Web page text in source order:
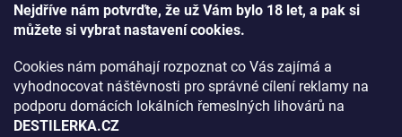
Nejdříve nám potvrďte, že už Vám bylo 18 let, a pak si
můžete si vybrat nastavení cookies.
Cookies nám pomáhají rozpoznat co Vás zajímá a
vyhodnocovat náštěvnosti pro správné cílení reklamy na
podporu domácích lokálních řemeslných lihovárů na
DESTILERKA.CZ
Napsali v TÝDNU o naší práci
Rozhovor s DESTILERKA.CZ v magazínu DRINKING-CAT
Jak vybrat dárek na Vánoce